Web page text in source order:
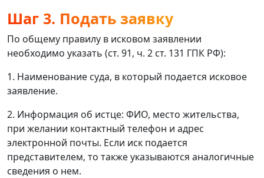
Шаг 3. Подать заявку
По общему правилу в исковом заявлении
необходимо указать (ст. 91, ч. 2 ст. 131 ГПК РФ):
1. Наименование суда, в который подается исковое
заявление.
2. Информация об истце: ФИО, место жительства,
при желании контактный телефон и адрес
электронной почты. Если иск подается
представителем, то также указываются аналогичные
сведения о нем.